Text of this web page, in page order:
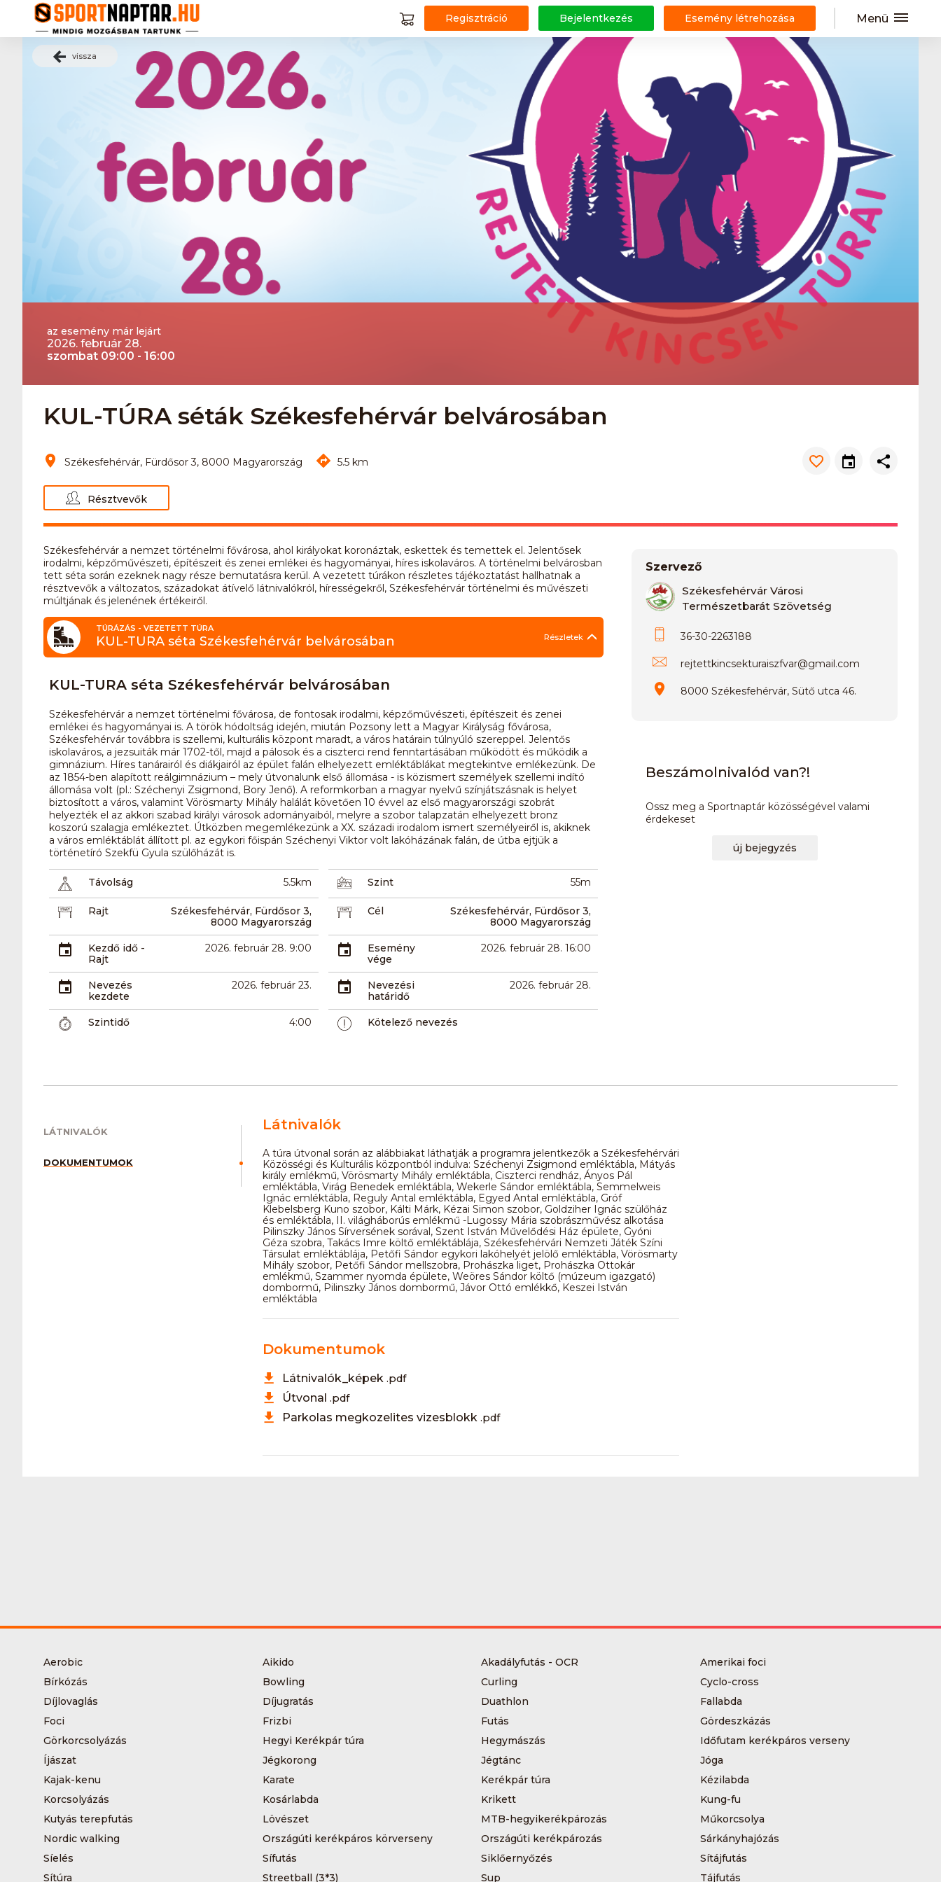
Regisztráció Bejelentkezés Esemény létrehozása Menü
vissza
az esemény már lejárt
2026. február 28.
szombat 09:00 - 16:00
KUL-TÚRA séták Székesfehérvár belvárosában
Székesfehérvár, Fürdősor 3, 8000 Magyarország 5.5 km
Résztvevők
Székesfehérvár a nemzet történelmi fővárosa, ahol királyokat koronáztak, eskettek és temettek el. Jelentősek
irodalmi, képzőművészeti, építészeit és zenei emlékei és hagyományai, híres iskolaváros. A történelmi belvárosban
tett séta során ezeknek nagy része bemutatásra kerül. A vezetett túrákon részletes tájékoztatást hallhatnak a
résztvevők a változatos, századokat átívelő látnivalókról, hírességekről, Székesfehérvár történelmi és művészeti
múltjának és jelenének értékeiről.
TÚRÁZÁS - VEZETETT TÚRA
KUL-TURA séta Székesfehérvár belvárosában Részletek
KUL-TURA séta Székesfehérvár belvárosában
Székesfehérvár a nemzet történelmi fővárosa, de fontosak irodalmi, képzőművészeti, építészeit és zenei
emlékei és hagyományai is. A török hódoltság idején, miután Pozsony lett a Magyar Királyság fővárosa,
Székesfehérvár továbbra is szellemi, kulturális központ maradt, a város határain túlnyúló szereppel. Jelentős
iskolaváros, a jezsuiták már 1702-től, majd a pálosok és a ciszterci rend fenntartásában működött és működik a
gimnázium. Híres tanárairól és diákjairól az épület falán elhelyezett emléktáblákat megtekintve emlékezünk. De
az 1854-ben alapított reálgimnázium – mely útvonalunk első állomása - is közismert személyek szellemi indító
állomása volt (pl.: Széchenyi Zsigmond, Bory Jenő). A reformkorban a magyar nyelvű színjátszásnak is helyet
biztosított a város, valamint Vörösmarty Mihály halálát követően 10 évvel az első magyarországi szobrát
helyezték el az akkori szabad királyi városok adományaiból, melyre a szobor talapzatán elhelyezett bronz
koszorú szalagja emlékeztet. Útközben megemlékezünk a XX. századi irodalom ismert személyeiről is, akiknek
a város emléktáblát állított pl. az egykori főispán Széchenyi Viktor volt lakóházának falán, de útba ejtjük a
történetíró Szekfü Gyula szülőházát is.
Távolság 5.5km Szint 55m
Rajt
Székesfehérvár, Fürdősor 3,
8000 Magyarország
Cél
Székesfehérvár, Fürdősor 3,
8000 Magyarország
Kezdő idő -
Rajt
2026. február 28. 9:00
Esemény
vége
2026. február 28. 16:00
Nevezés
kezdete
2026. február 23.
Nevezési
határidő
2026. február 28.
Szintidő 4:00 Kötelező nevezés
Szervező
Székesfehérvár Városi
Természetbarát Szövetség
36-30-2263188
rejtettkincsekturaiszfvar@gmail.com
8000 Székesfehérvár, Sütő utca 46.
Beszámolnivalód van?!
Ossz meg a Sportnaptár közösségével valami
érdekeset
új bejegyzés
LÁTNIVALÓK
DOKUMENTUMOK
Látnivalók
A túra útvonal során az alábbiakat láthatják a programra jelentkezők a Székesfehérvári
Közösségi és Kulturális központból indulva: Széchenyi Zsigmond emléktábla, Mátyás
király emlékmű, Vörösmarty Mihály emléktábla, Ciszterci rendház, Ányos Pál
emléktábla, Virág Benedek emléktábla, Wekerle Sándor emléktábla, Semmelweis
Ignác emléktábla, Reguly Antal emléktábla, Egyed Antal emléktábla, Gróf
Klebelsberg Kuno szobor, Kálti Márk, Kézai Simon szobor, Goldziher Ignác szülőház
és emléktábla, II. világháborús emlékmű -Lugossy Mária szobrászművész alkotása
Pilinszky János Sírversének sorával, Szent István Művelődési Ház épülete, Gyóni
Géza szobra, Takács Imre költő emléktáblája, Székesfehérvári Nemzeti Játék Színi
Társulat emléktáblája, Petőfi Sándor egykori lakóhelyét jelölő emléktábla, Vörösmarty
Mihály szobor, Petőfi Sándor mellszobra, Prohászka liget, Prohászka Ottokár
emlékmű, Szammer nyomda épülete, Weöres Sándor költő (múzeum igazgató)
dombormű, Pilinszky János dombormű, Jávor Ottó emlékkő, Keszei István
emléktábla
Dokumentumok
Látnivalók_képek .pdf
Útvonal .pdf
Parkolas megkozelites vizesblokk .pdf
Aerobic Aikido Akadályfutás - OCR
Amerikai foci
Bírkózás
Bowling Curling
Cyclo-cross
Díjlovaglás
Díjugratás Duathlon
Fallabda
Foci
Frizbi Futás
Gördeszkázás
Görkorcsolyázás
Hegyi Kerékpár túra Hegymászás
Időfutam kerékpáros verseny
Íjászat
Jégkorong Jégtánc
Jóga
Kajak-kenu
Karate Kerékpár túra
Kézilabda
Korcsolyázás
Kosárlabda Krikett
Kung-fu
Kutyás terepfutás
Lövészet MTB-hegyikerékpározás
Műkorcsolya
Nordic walking
Országúti kerékpáros körverseny Országúti kerékpározás
Sárkányhajózás
Síelés
Sífutás Siklőernyőzés
Sítájfutás
Sítúra
Streetball (3*3) Sup Tájfutás